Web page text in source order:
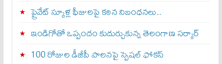
ప్రైవేట్ స్కూళ్ల ఫీజులపై కఠిన నిబంధనలు..
ఇండిగోతో ఒప్పందం కుదుర్చుకున్న తెలంగాణ స‌ర్కార్
100 రోజుల డీజీపీ పాలనపై స్పెషల్ ఫోకస్